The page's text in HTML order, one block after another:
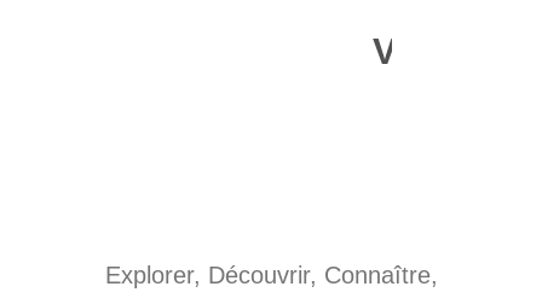
Voyages
Explorer, Découvrir, Connaître,